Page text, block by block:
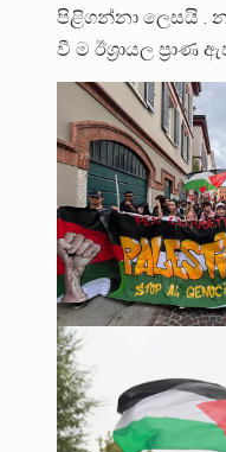
පිළිගන්නා ලෙසයි .
වී ම ඊශ්‍රායල